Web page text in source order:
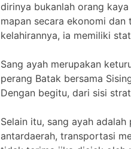
dirinya bukanlah orang
mapan secara ekonomi
kelahirannya, ia memiliki
Sang ayah merupakan
perang Batak bersama
Dengan begitu, dari sisi
Selain itu, sang ayah
antardaerah, transportasi